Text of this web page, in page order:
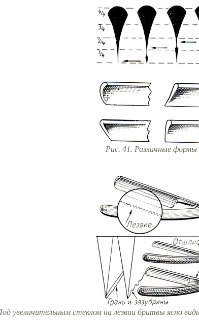
Рис. 41. Различные
увеличительным стеклом на лезвии бритвы ясно